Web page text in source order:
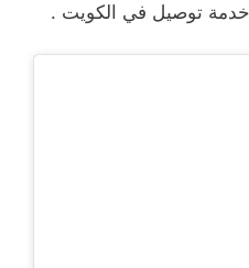
توصيل في الكويت .